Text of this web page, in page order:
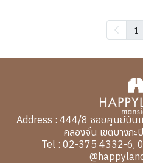
1
Address : 444/8 ซอยศูนย์บัน
คลองจั่น เขตบางก
Tel : 02-375 4332-6,